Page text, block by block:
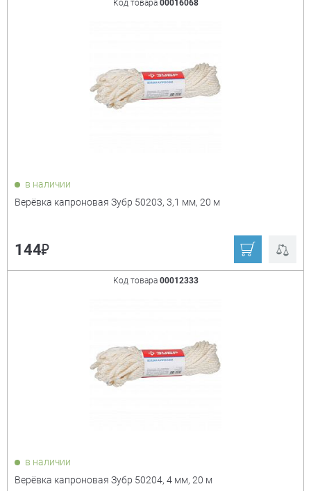
Код товара 00016068
в наличии
Верёвка капроновая Зубр 50203, 3,1 мм, 20 м
144₽
Код товара 00012333
в наличии
Верёвка капроновая Зубр 50204, 4 мм, 20 м